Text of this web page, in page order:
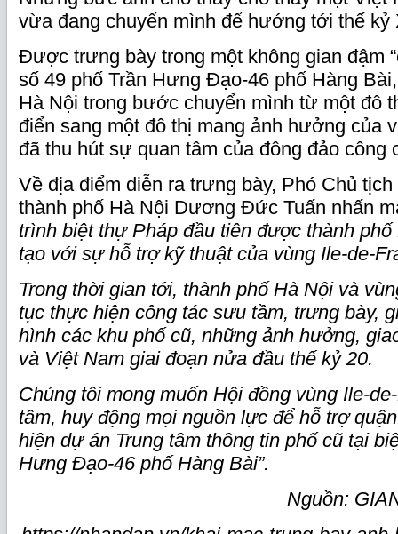
vừa đang chuyển mình để hướng tới thế kỷ
Được trưng bày trong một không gian đậm
số 49 phố Trần Hưng Đạo-46 phố Hàng
Hà Nội trong bước chuyển mình từ một đô
điển sang một đô thị mang ảnh hưởng của
đã thu hút sự quan tâm của đông đảo công
Về địa điểm diễn ra trưng bày, Phó Chủ
thành phố Hà Nội Dương Đức Tuấn nhấn
trình biệt thự Pháp đầu tiên được thành
tạo với sự hỗ trợ kỹ thuật của vùng Ile-de-
Trong thời gian tới, thành phố Hà Nội và
tục thực hiện công tác sưu tầm, trưng bày,
hình các khu phố cũ, những ảnh hưởng,
và Việt Nam giai đoạn nửa đầu thế kỷ 20.
Chúng tôi mong muốn Hội đồng vùng Ile-
tâm, huy động mọi nguồn lực để hỗ trợ
hiện dự án Trung tâm thông tin phố cũ tại
Hưng Đạo-46 phố Hàng Bài”.
Nguồn: